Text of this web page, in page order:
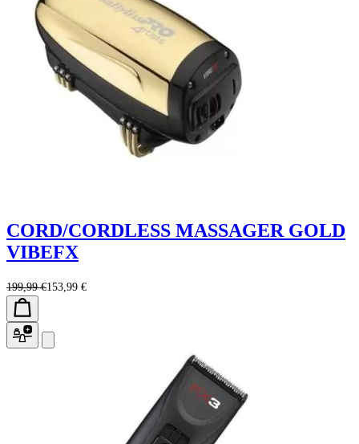
CORD/CORDLESS MASSAGER GOLD
VIBEFX
199,99 €153,99 €